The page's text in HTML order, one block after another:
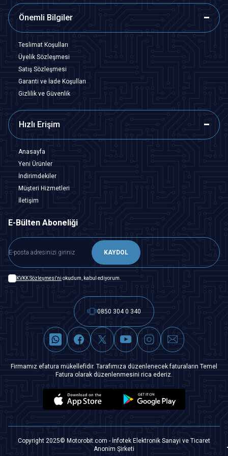
Önemli Bilgiler
Teslimat Koşulları
Üyelik Sözleşmesi
Satış Sözleşmesi
Garanti ve İade Koşulları
Gizlilik ve Güvenlik
Hızlı Erişim
Anasayfa
Yeni Ürünler
İndirimdekiler
Müşteri Hizmetleri
İletişim
E-Bülten Aboneliği
KAYDOL
KVKK Sözleşmesi'ni okudum, kabul ediyorum.
0850 304 0 340
Firmamız efatura mükellefidir. Tarafımıza düzenlenecek faturaların Temel
Fatura olarak düzenlenmesini rica ederiz.
Copyright 2025© Motorobit.com - İnfotek Elektronik Sanayi ve Ticaret
Anonim Şirketi